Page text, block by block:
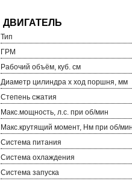
Тип
ГРМ
Рабочий объём, куб. см
Диаметр цилиндра х ход поршня, мм
Степень сжатия
Макс.мощность, л.с. при об/мин
Макс.крутящий момент, Нм при об/
Система питания
Система охлаждения
Система запуска